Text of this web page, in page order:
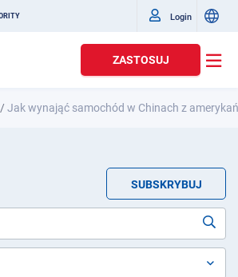
Login
ZASTOSUJ
/Jak wynająć samochód w Chinach z
SUBSKRYBUJ